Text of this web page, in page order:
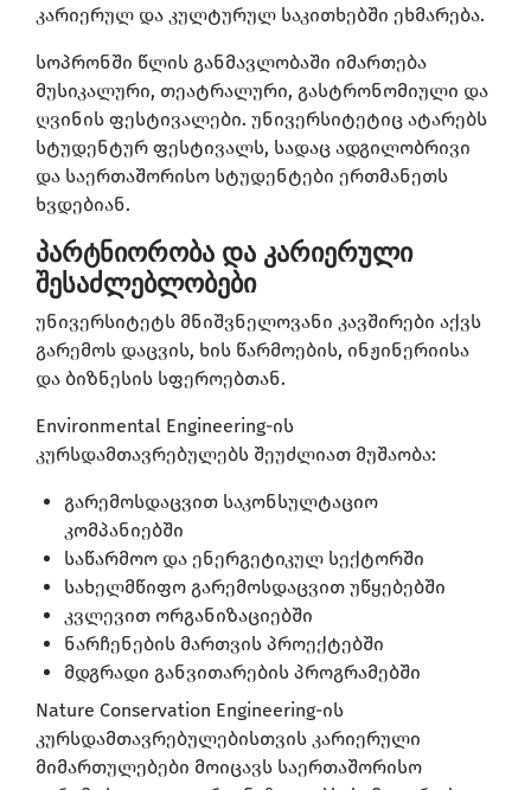
კარიერულ და კულტურულ საკითხებში ეხმარება.
სოპრონში წლის განმავლობაში იმართება
მუსიკალური, თეატრალური, გასტრონომიული და
ღვინის ფესტივალები. უნივერსიტეტიც ატარებს
სტუდენტურ ფესტივალს, სადაც ადგილობრივი
და საერთაშორისო სტუდენტები ერთმანეთს
ხვდებიან.
პარტნიორობა და კარიერული
შესაძლებლობები
უნივერსიტეტს მნიშვნელოვანი კავშირები აქვს
გარემოს დაცვის, ხის წარმოების, ინჟინერიისა
და ბიზნესის სფეროებთან.
Environmental Engineering-ის
კურსდამთავრებულებს შეუძლიათ მუშაობა:
გარემოსდაცვით საკონსულტაციო
კომპანიებში
საწარმოო და ენერგეტიკულ სექტორში
სახელმწიფო გარემოსდაცვით უწყებებში
კვლევით ორგანიზაციებში
ნარჩენების მართვის პროექტებში
მდგრადი განვითარების პროგრამებში
Nature Conservation Engineering-ის
კურსდამთავრებულებისთვის კარიერული
მიმართულებები მოიცავს საერთაშორისო